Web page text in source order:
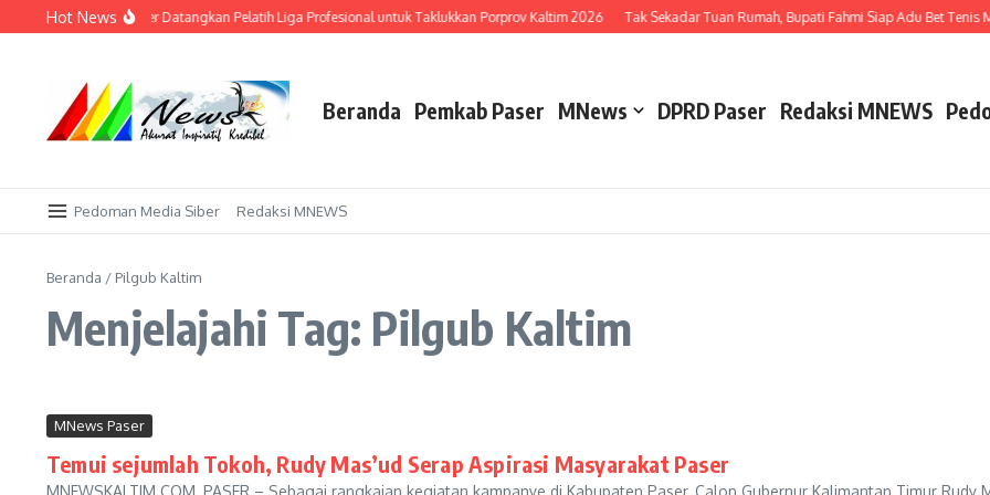
Lewati ke konten
Hot News
Sendiri! AFI Paser Datangkan Pelatih Liga Profesional untuk Taklukkan Porprov Kaltim 2026 Tak Sekadar Tuan Rumah, Bupati Fahmi Siap Adu Bet Tenis
Beranda Pemkab Paser MNews DPRD Paser Redaksi MNEWS
Pedoman Media Siber Redaksi MNEWS
Beranda / Pilgub Kaltim
Menjelajahi Tag: Pilgub Kaltim
MNews Paser
Temui sejumlah Tokoh, Rudy Mas’ud Serap Aspirasi Masyarakat Paser
MNEWSKALTIM.COM, PASER – Sebagai rangkaian kegiatan kampanye di Kabupaten Paser, Calon Gubernur Kalimantan Timur